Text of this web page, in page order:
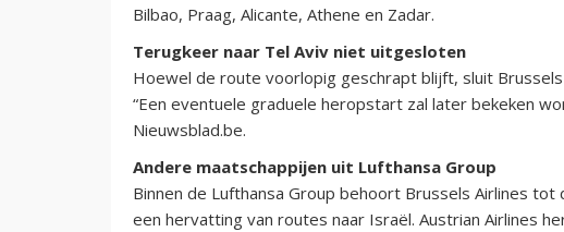
Bilbao, Praag, Alicante, Athene en Zadar.
Terugkeer naar Tel Aviv niet uitgesloten
Hoewel de route voorlopig geschrapt blijft, sluit
“Een eventuele graduele heropstart zal later bekeken
Nieuwsblad.be.
Andere maatschappijen uit Lufthansa Group
Binnen de Lufthansa Group behoort Brussels Airlines
een hervatting van routes naar Israël. Austrian Airlines